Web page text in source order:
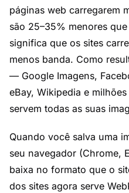
páginas web carregarem
são 25–35% menores
significa que os sites
menos banda. Como
— Google Imagens,
eBay, Wikipedia e
servem todas as suas
Quando você salva uma
seu navegador (Chrome,
baixa no formato que o
dos sites agora serve